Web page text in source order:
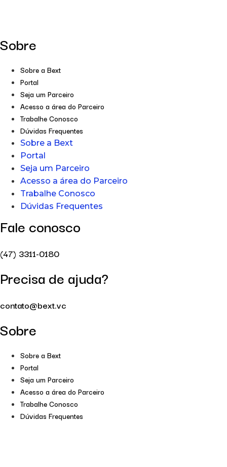
Sobre
Sobre a Bext
Portal
Seja um Parceiro
Acesso a área do Parceiro
Trabalhe Conosco
Dúvidas Frequentes
Sobre a Bext
Portal
Seja um Parceiro
Acesso a área do Parceiro
Trabalhe Conosco
Dúvidas Frequentes
Fale conosco
(47) 3311-0180
Precisa de ajuda?
contato@bext.vc
Sobre
Sobre a Bext
Portal
Seja um Parceiro
Acesso a área do Parceiro
Trabalhe Conosco
Dúvidas Frequentes